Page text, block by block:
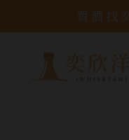
買酒找